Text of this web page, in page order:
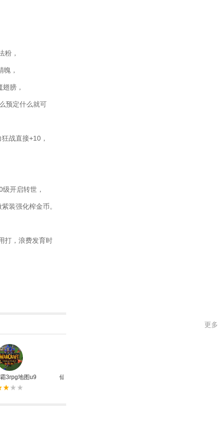
粉，
，
膀，
预定什么就可
战直接+10，
开启转世，
装强化榨金币。
打，浪费发育时
更多
3rpg地图u9 仙剑奇侠传4全功能修改器